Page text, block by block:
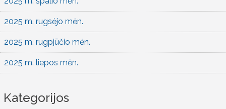
2025 m. rugsėjo mėn.
2025 m. rugpjūčio mėn.
2025 m. liepos mėn.
Kategorijos